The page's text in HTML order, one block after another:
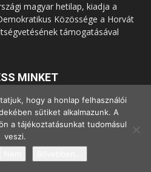
magyar hetilap, kiadja a
Közössége a Horvát
támogatásával
MINKET
Minden jog fenntartva.
hogy a honlap felhasználói
sütiket alkalmazunk. A
a tájékoztatásunkat tudomásul
veszi.